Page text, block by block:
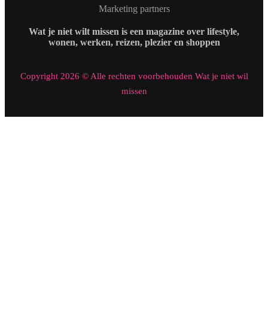
Marketing partners
Wat je niet wilt missen is een magazine over lifestyle,
wonen, werken, reizen, plezier en shoppen
Copyright 2026 © Alle rechten voorbehouden Wat je niet wil
missen